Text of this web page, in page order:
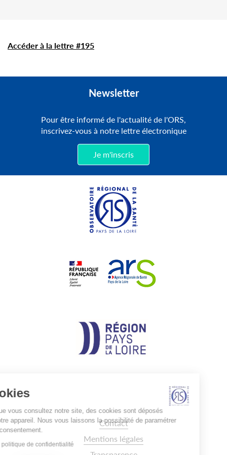
Accéder à la lettre #195
Newsletter
Pour être informé de l'actualité de l'ORS,
inscrivez-vous à notre lettre électronique
Je m'inscris
Pied
de
Contact
Mentions légales
Cookies
Lorsque vous consultez notre site, des cookies sont déposés
sur votre appareil. Nous vous laissons la possibilité de paramétrer
votre consentement.
Lire la politique de confidentialité